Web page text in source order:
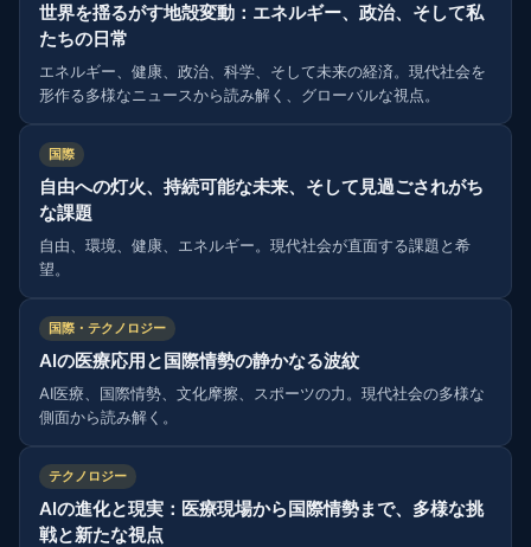
世界を揺るがす地殻変動：エネルギー、政治、そして私
たちの日常
エネルギー、健康、政治、科学、そして未来の経済。現代社会を
形作る多様なニュースから読み解く、グローバルな視点。
国際
自由への灯火、持続可能な未来、そして見過ごされがち
な課題
自由、環境、健康、エネルギー。現代社会が直面する課題と希
望。
国際・テクノロジー
AIの医療応用と国際情勢の静かなる波紋
AI医療、国際情勢、文化摩擦、スポーツの力。現代社会の多様な
側面から読み解く。
テクノロジー
AIの進化と現実：医療現場から国際情勢まで、多様な挑
戦と新たな視点